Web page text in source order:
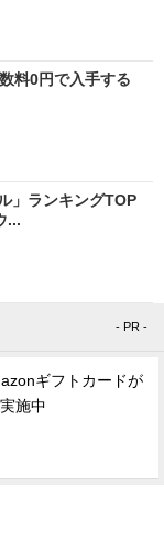
料0円で入手する
」ランキングTOP
...
- PR -
ギフトカードが
施中